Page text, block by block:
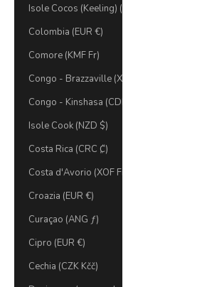
Isole Cocos (Keeling) (AUD $)
Colombia (EUR €)
Comore (KMF Fr)
Congo - Brazzaville (XAF CFA)
Congo - Kinshasa (CDF Fr)
Isole Cook (NZD $)
Costa Rica (CRC ₡)
Costa d'Avorio (XOF Fr)
Croazia (EUR €)
Curaçao (ANG ƒ)
Cipro (EUR €)
Cechia (CZK Kčč)